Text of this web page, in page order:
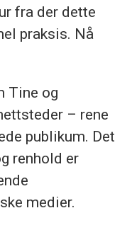
fra der dette
praksis. Nå
Tine og
– rene
publikum. Det
renhold er
medier.